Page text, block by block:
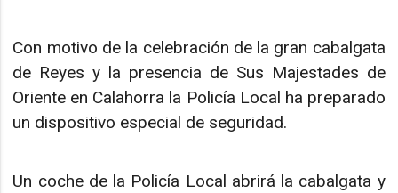
Con motivo de la celebración de la gran cabalgata
de Reyes y la presencia de Sus Majestades de
Oriente en Calahorra la Policía Local ha preparado
un dispositivo especial de seguridad.
Un coche de la Policía Local abrirá la cabalgata y